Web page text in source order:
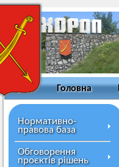
Головна
Нормативно-
правова база
Обговорення
проєктів рішень